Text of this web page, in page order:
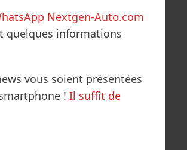
Nextgen-Auto.com
quelques informations
vous soient présentées
! Il suffit de